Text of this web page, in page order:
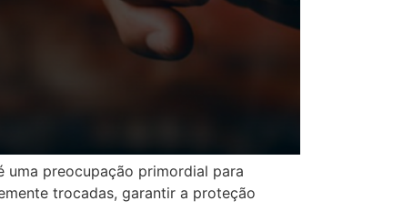
uma preocupação primordial para
trocadas, garantir a proteção